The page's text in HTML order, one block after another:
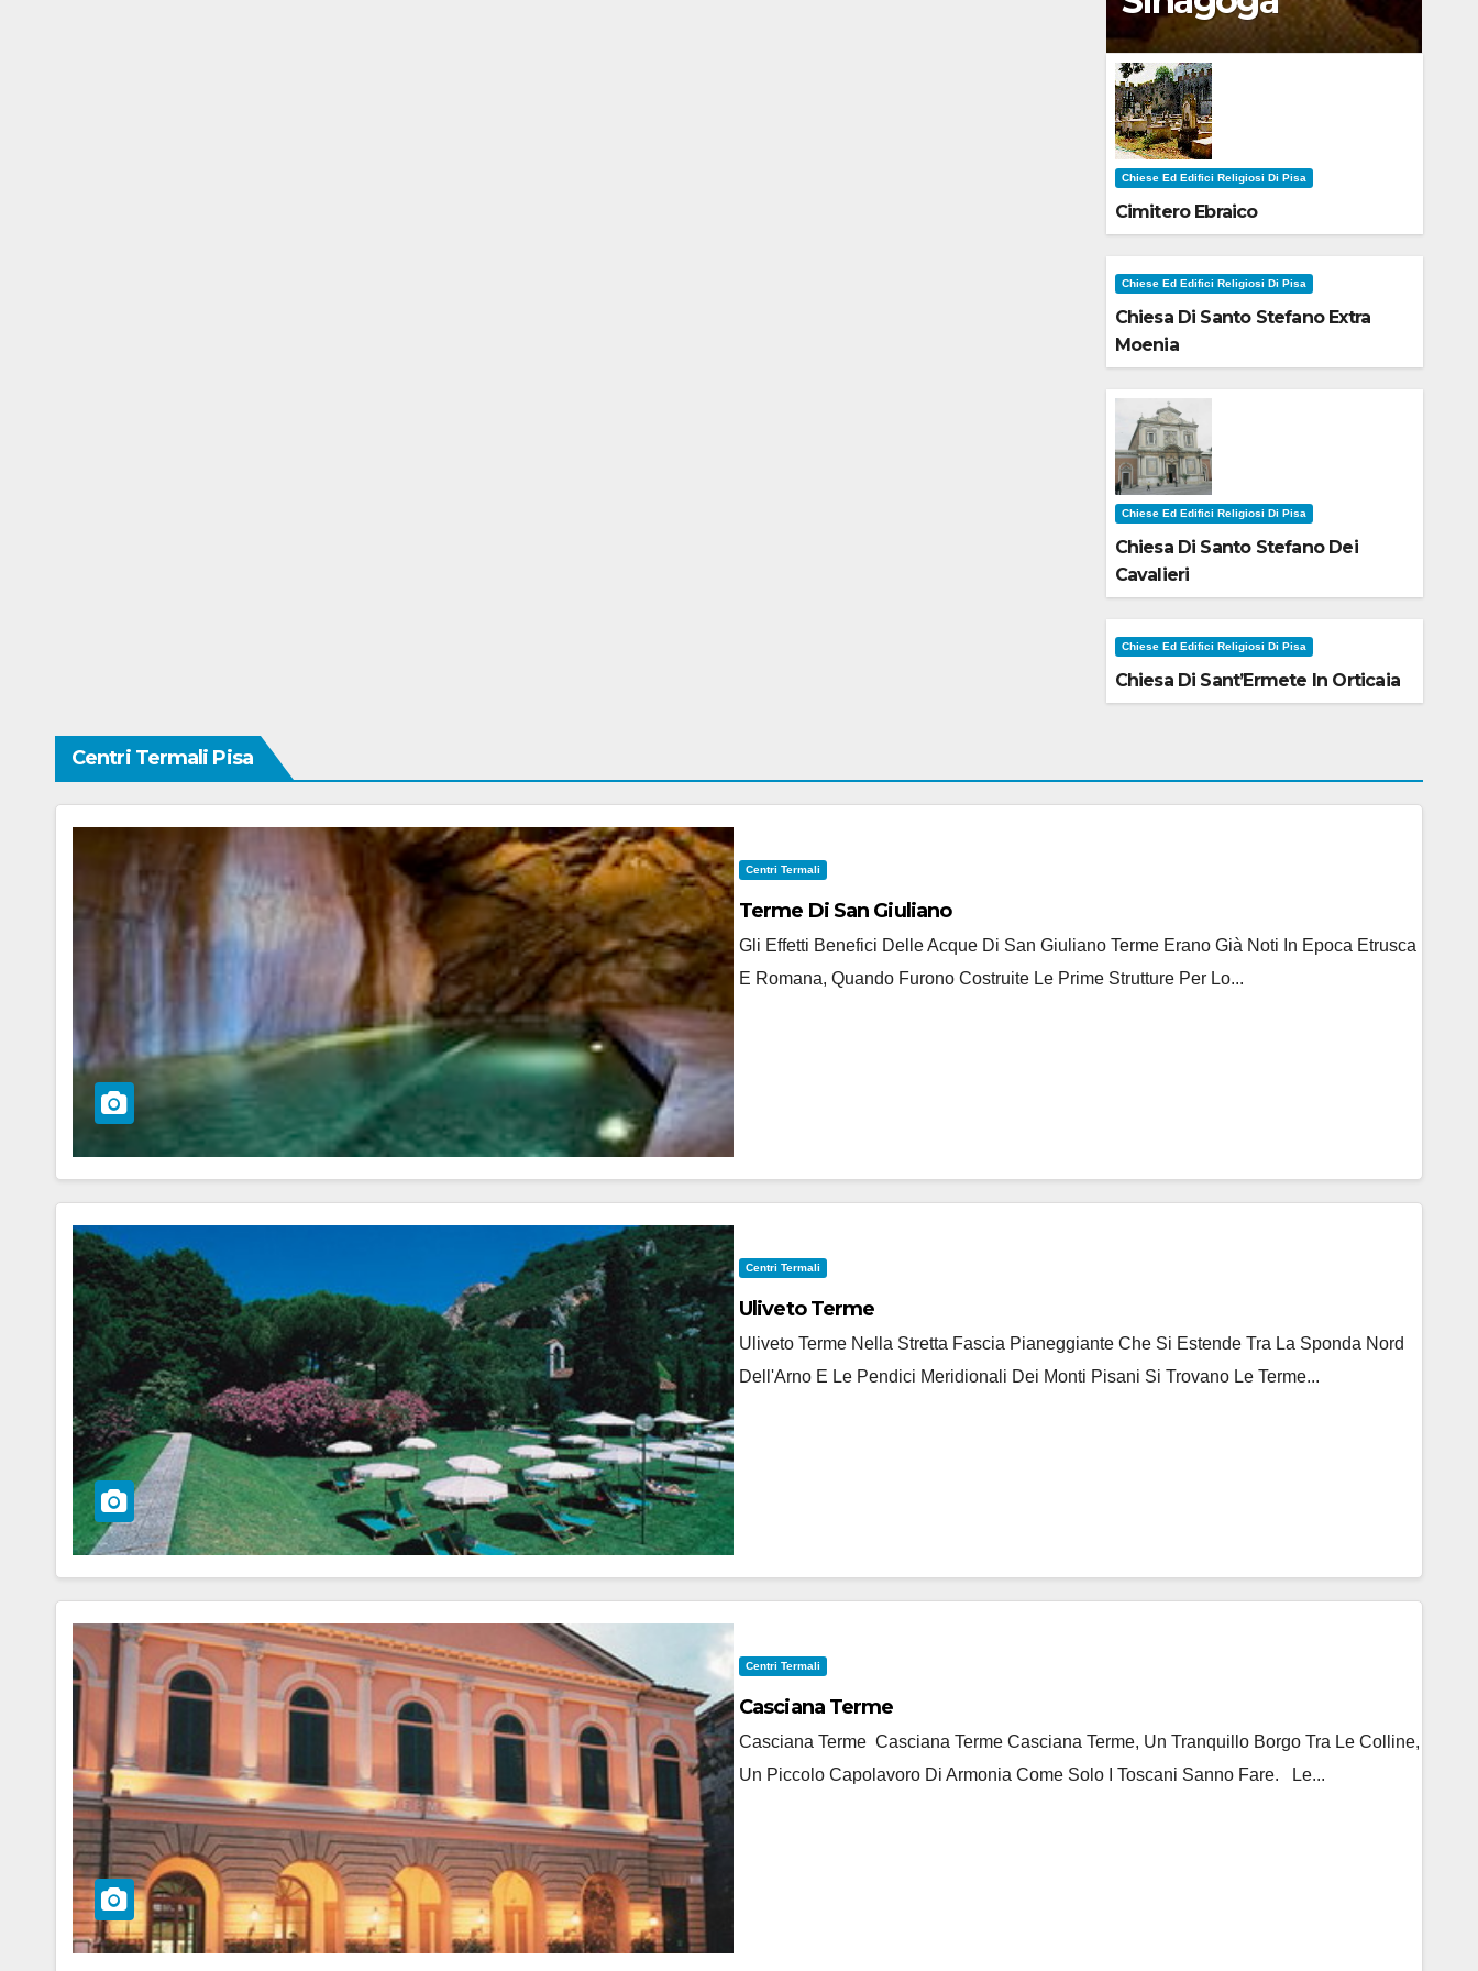
Chiese Ed Edifici Religiosi Di Pisa
Cimitero Ebraico
Chiese Ed Edifici Religiosi Di Pisa
Chiesa Di Santo Stefano Extra
Moenia
Chiese Ed Edifici Religiosi Di Pisa
Chiesa Di Santo Stefano Dei
Cavalieri
Chiese Ed Edifici Religiosi Di Pisa
Chiesa Di Sant’Ermete In Orticaia
Centri Termali Pisa
Centri Termali
Terme Di San Giuliano
Gli Effetti Benefici Delle Acque Di San Giuliano Terme Erano Già Noti In Epoca Etrusca
E Romana, Quando Furono Costruite Le Prime Strutture Per Lo...
Centri Termali
Uliveto Terme
Uliveto Terme Nella Stretta Fascia Pianeggiante Che Si Estende Tra La Sponda Nord
Dell'Arno E Le Pendici Meridionali Dei Monti Pisani Si Trovano Le Terme...
Centri Termali
Casciana Terme
Casciana Terme Casciana Terme Casciana Terme, Un Tranquillo Borgo Tra Le Colline,
Un Piccolo Capolavoro Di Armonia Come Solo I Toscani Sanno Fare. Le...